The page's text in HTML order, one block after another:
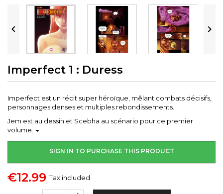
 
Imperfect 1 : Duress
Imperfect est un récit super héroïque, mêlant combats décisifs,
personnages denses et multiples rebondissements.
Jem est au dessin et Scebha au scénario pour ce premier
volume.
SIGN IN TO PURCHASE THIS PRODUCT
€12.99 Tax included